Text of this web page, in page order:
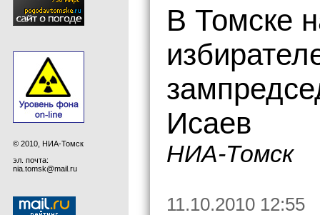
© 2010, НИА-Томск
эл. почта:
nia.tomsk@mail.ru
В Томске
Исаев
НИА-Томск
11.10.2010 12:55